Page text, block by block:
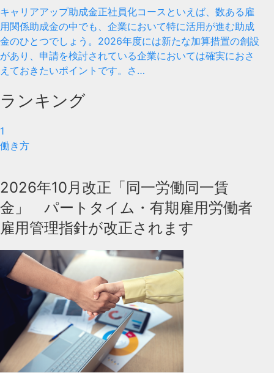
キャリアアップ助成金正社員化コースといえば、数ある雇
用関係助成金の中でも、企業において特に活用が進む助成
金のひとつでしょう。2026年度には新たな加算措置の創設
があり、申請を検討されている企業においては確実におさ
えておきたいポイントです。さ…
ランキング
1
働き方
2026年10月改正「同一労働同一賃
金」 パートタイム・有期雇用労働者
雇用管理指針が改正されます